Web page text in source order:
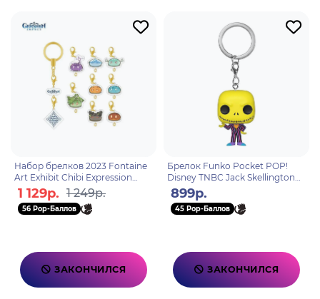
Набор брелков 2023 Fontaine
Art Exhibit Chibi Expression
Ruin Guard 6976068149644
1 129р. 1 249р.
56 Pop-Баллов
ЗАКОНЧИЛСЯ
Брелок Funko Pocket POP!
Disney TNBC Jack Skellington
BLKLT
899р.
45 Pop-Баллов
ЗАКОНЧИЛСЯ